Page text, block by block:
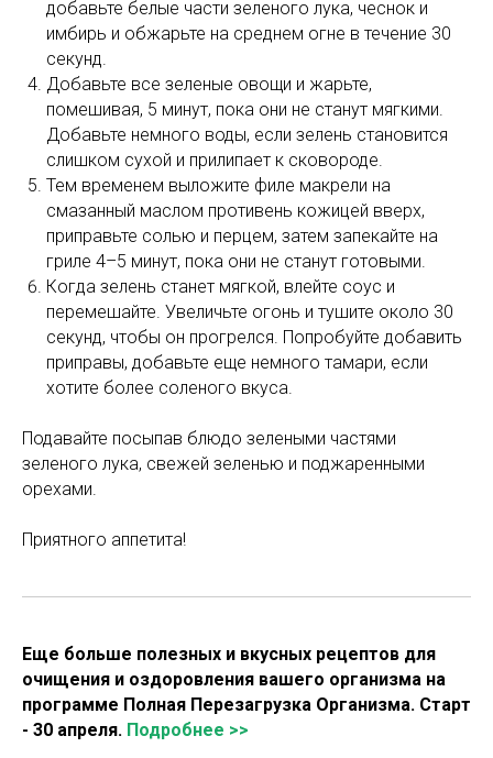
добавьте белые части зеленого лука, чеснок и
имбирь и обжарьте на среднем огне в течение 30
секунд.
Добавьте все зеленые овощи и жарьте,
помешивая, 5 минут, пока они не станут мягкими.
Добавьте немного воды, если зелень становится
слишком сухой и прилипает к сковороде.
Тем временем выложите филе макрели на
смазанный маслом противень кожицей вверх,
приправьте солью и перцем, затем запекайте на
гриле 4–5 минут, пока они не станут готовыми.
Когда зелень станет мягкой, влейте соус и
перемешайте. Увеличьте огонь и тушите около 30
секунд, чтобы он прогрелся. Попробуйте добавить
приправы, добавьте еще немного тамари, если
хотите более соленого вкуса.
Подавайте посыпав блюдо зелеными частями
зеленого лука, свежей зеленью и поджаренными
орехами.
Приятного аппетита!
Еще больше полезных и вкусных рецептов для
очищения и оздоровления вашего организма на
программе Полная Перезагрузка Организма. Старт
- 30 апреля. Подробнее >>